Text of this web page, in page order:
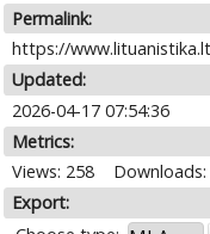
Permalink:
https://
Updated:
2026-04-17 07:54:36
Metrics:
Views: 258
Downloads:
Export: